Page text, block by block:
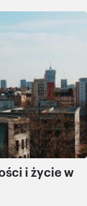
i życie w